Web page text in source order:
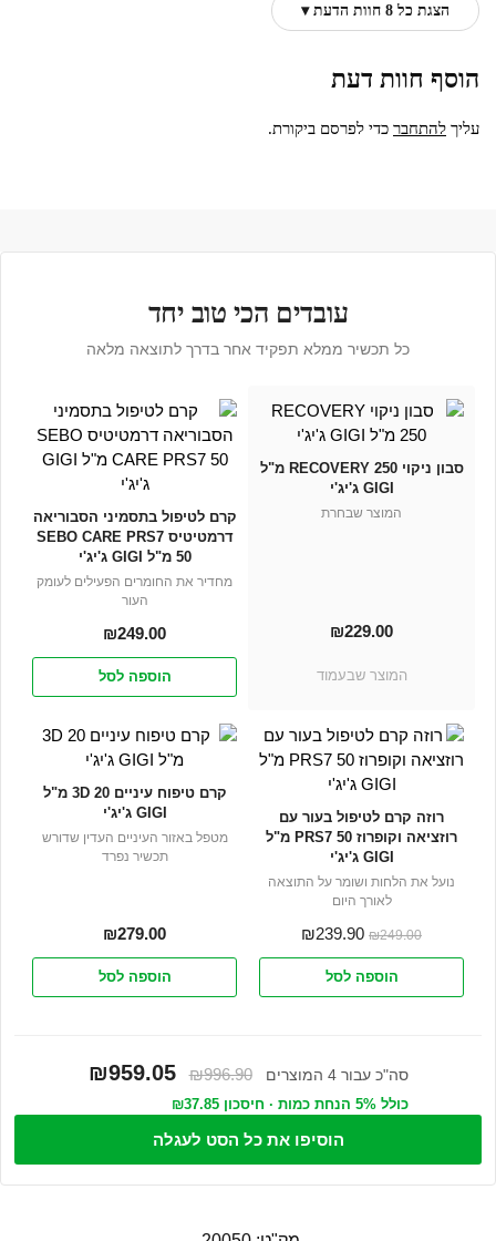
הצגת כל 8 חוות הדעת ▾
הוסף חוות דעת
עליך להתחבר כדי לפרסם ביקורת.
עובדים הכי טוב יחד
כל תכשיר ממלא תפקיד אחר בדרך לתוצאה מלאה
סבון ניקוי RECOVERY 250 מ"ל
GIGI ג'יג'י
המוצר שבחרת
₪229.00
המוצר שבעמוד
קרם לטיפול בתסמיני הסבוריאה
דרמטיטיס SEBO CARE PRS7
50 מ"ל GIGI ג'יג'י
מחדיר את החומרים הפעילים לעומק
העור
₪249.00
הוספה לסל
רוזה קרם לטיפול בעור עם
רוזציאה וקופרוז PRS7 50 מ"ל
GIGI ג'יג'י
נועל את הלחות ושומר על התוצאה
לאורך היום
₪249.00
₪239.90
הוספה לסל
קרם טיפוח עיניים 3D 20 מ"ל
GIGI ג'יג'י
מטפל באזור העיניים העדין שדורש
תכשיר נפרד
₪279.00
הוספה לסל
סה"כ עבור 4 המוצרים ₪996.90
₪959.05
כולל 5% הנחת כמות · חיסכון ₪37.85
הוסיפו את כל הסט לעגלה